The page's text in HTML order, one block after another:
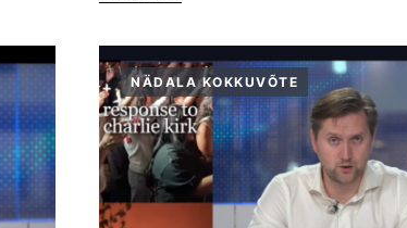
NÄDALA KOKKUVÕTE